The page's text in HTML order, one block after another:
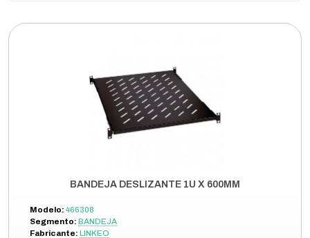
BANDEJA DESLIZANTE 1U X 600MM
Modelo: 466308
Segmento: BANDEJA
Fabricante: LINKEO